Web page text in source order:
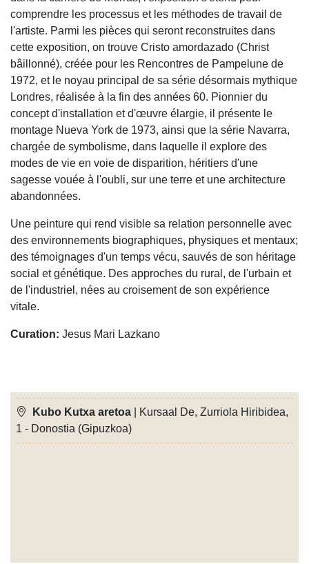
comprendre les processus et les méthodes de travail de
l'artiste. Parmi les pièces qui seront reconstruites dans
cette exposition, on trouve Cristo amordazado (Christ
bâillonné), créée pour les Rencontres de Pampelune de
1972, et le noyau principal de sa série désormais mythique
Londres, réalisée à la fin des années 60. Pionnier du
concept d'installation et d'œuvre élargie, il présente le
montage Nueva York de 1973, ainsi que la série Navarra,
chargée de symbolisme, dans laquelle il explore des
modes de vie en voie de disparition, héritiers d'une
sagesse vouée à l'oubli, sur une terre et une architecture
abandonnées.
Une peinture qui rend visible sa relation personnelle avec
des environnements biographiques, physiques et mentaux;
des témoignages d'un temps vécu, sauvés de son héritage
social et génétique. Des approches du rural, de l'urbain et
de l'industriel, nées au croisement de son expérience
vitale.
Curation: Jesus Mari Lazkano
Kubo Kutxa aretoa | Kursaal De, Zurriola Hiribidea,
1 - Donostia (Gipuzkoa)